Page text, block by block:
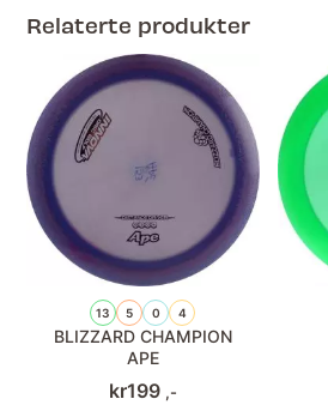
Relaterte produkter
13 5 0 4
BLIZZARD CHAMPION
APE
kr199 ,-